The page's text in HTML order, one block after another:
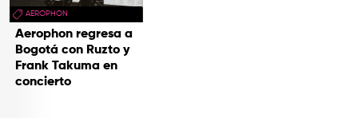
AEROPHON
Aerophon regresa a
Bogotá con Ruzto y
Frank Takuma en
concierto